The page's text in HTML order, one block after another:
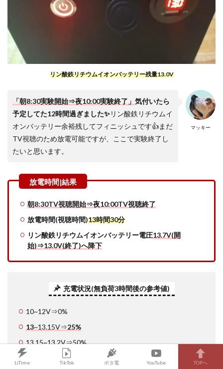
リン酸鉄リチウムイオンバッテリー残量13.0V
マッキー
「朝8:30実験開始⇒夜10:00実験終了」 気付いたら
予定してた12時間過ぎました✨リン酸鉄リチウムイ
オンバッテリー余裕残してフィニッシュです👍まだ
TV視聴のため放電可能ですが、ここで実験終了し
たいと思います。
朝8:30TV視聴開始⇒夜10:00TV視聴終了
放電時間(視聴時間)13時間30分
リン酸鉄リチウムイオンバッテリー電圧13.7V(開
始)⇒13.0V(終了)へ降下
充電状況(無負荷3時間後の参考値)
10~12V⇒0%
13~13.15V⇒25%
13.15~13.2V⇒50%
13.3~13.33V⇒75%
LiTime TikTok ポタ電 YouTube TOPへ